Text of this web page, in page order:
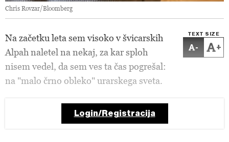
Chris Rovzar/Bloomberg
TEXT SIZE
- +
Na začetku leta sem visoko v švicarskih
Alpah naletel na nekaj, za kar sploh
nisem vedel, da sem ves ta čas pogrešal:
na "malo črno obleko" urarskega sveta.
Login/Registracija